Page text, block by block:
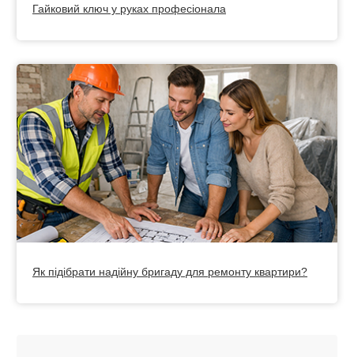
Гайковий ключ у руках професіонала
Як підібрати надійну бригаду для ремонту квартири?